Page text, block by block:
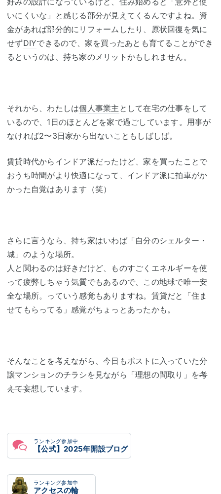
いにくいな」と感じる部分が見えてくるんですよね。資
金があれば部分的にリフォームしたり、原状回復を気に
せずDIYできるので、家を買ったあとも育てることができ
るというのは、持ち家のメリットかもしれません。
それから、わたしは個人事業主 として在宅の仕事をして
いるので、1日のほとんどを家で過ごしています。用事が
なければ2〜3日家から出ないこともしばしば。
賃貸時代からインドア派だったけど、家を買ったことで
おうち時間がより快適になって、インドア派に拍車がか
かった自覚はあります（笑）
さらに言うなら、持ち家はいわば「自分のシェルター・
城」のような場所。
人と関わるのは好きだけど、ものすごくエネルギーを使
って疲弊しちゃう気質でもあるので、この地球で唯一安
全な場所。っていう感覚もありますね。賃貸だと「住ま
せてもらってる」感覚がちょっとあったかも。
そんなことを考えながら、今日もポストに入っていた分
譲マンションのチラシを見ながら「理想の間取り」を考
えて妄想しています。
ランキング参加中
【公式】2025年開設ブログ
ランキング参加中
アクセスの輪